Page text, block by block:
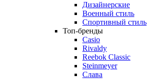
Дизайнерские
Военный стиль
Спортивный стиль
Топ-бренды
Casio
Rivaldy
Reebok Classic
Steinmeyer
Слава